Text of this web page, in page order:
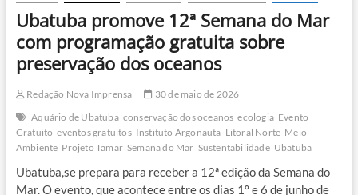
Ubatuba promove 12ª Semana do Mar
com programação gratuita sobre
preservação dos oceanos
Redação Nova Imprensa
30 de maio de 2026
Aquário de Ubatuba conservação dos oceanos ecologia Evento
Gratuito eventos gratuitos Instituto Argonauta Litoral Norte Meio
Ambiente Projeto Tamar Semana do Mar Sustentabilidade Ubatuba
Ubatuba,se prepara para receber a 12ª edição da Semana do
Mar. O evento, que acontece entre os dias 1º e 6 de junho de